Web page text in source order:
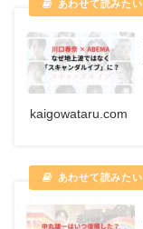
kaigowataru.com